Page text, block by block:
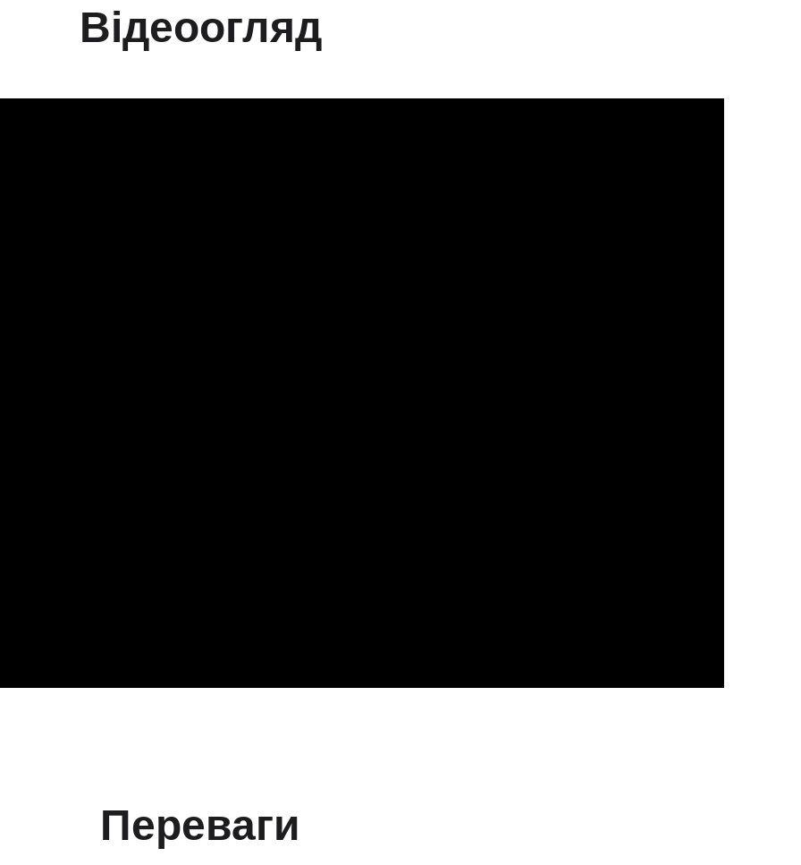
Відеоогляд
Переваги